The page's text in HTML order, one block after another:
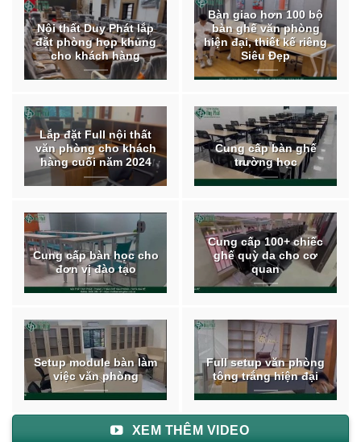
Nội thất Duy Phát lắp
đặt phòng họp khủng
cho khách hàng
Bàn giao hơn 100 bộ
bàn ghế văn phòng
hiện đại, thiết kế riêng
Siêu Đẹp
Lắp đặt Full nội thất
văn phòng cho khách
hàng cuối năm 2024
Cung cấp bàn ghế
trường học
Cung cấp bàn học cho
đơn vị đào tạo
Cung cấp 100+ chiếc
ghế quỳ da cho cơ
quan
Setup module bàn làm
việc văn phòng
Full setup văn phòng
tông trắng hiện đại
XEM THÊM VIDEO